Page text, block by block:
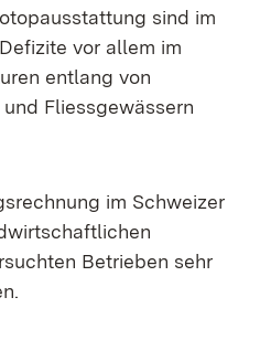
sind im
vor allem im
entlang von
Fliessgewässern
im Schweizer
Betrieben sehr